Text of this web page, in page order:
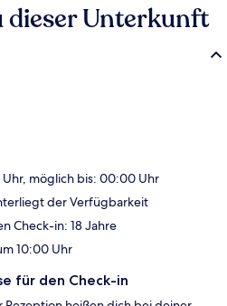
dieser Unterkunft
möglich bis: 00:00 Uhr
der Verfügbarkeit
Check-in: 18 Jahre
10:00 Uhr
für den Check-in